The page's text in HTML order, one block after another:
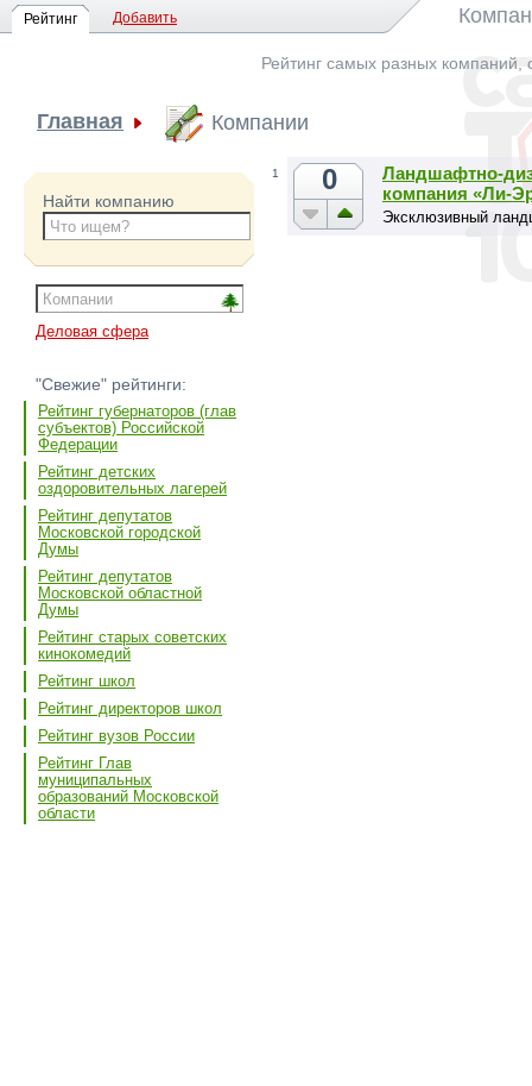
Рейтинг Добавить
Рейтинг самых разных компаний,
Главная Компании
Найти компанию
Деловая сфера
"Свежие" рейтинги:
Рейтинг губернаторов (глав
субъектов) Российской
Федерации
Рейтинг детских
оздоровительных лагерей
Рейтинг депутатов
Московской городской
Думы
Рейтинг депутатов
Московской областной
Думы
Рейтинг старых советских
кинокомедий
Рейтинг школ
Рейтинг директоров школ
Рейтинг вузов России
Рейтинг Глав
муниципальных
образований Московской
области
1 0
Ландшафтно-
компания «Ли-
Эксклюзивный